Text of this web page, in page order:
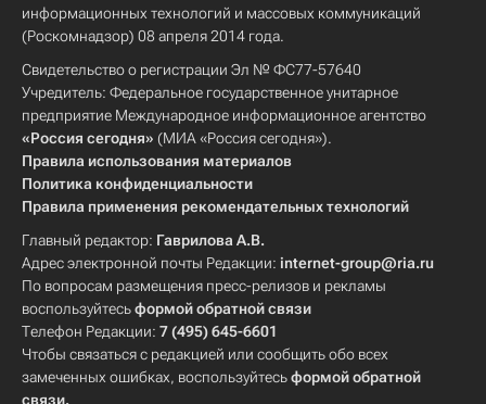
информационных технологий и массовых коммуникаций
(Роскомнадзор) 08 апреля 2014 года.
Свидетельство о регистрации Эл № ФС77-57640
Учредитель: Федеральное государственное унитарное
предприятие Международное информационное агентство
«Россия сегодня» (МИА «Россия сегодня»).
Правила использования материалов
Политика конфиденциальности
Правила применения рекомендательных технологий
Главный редактор: Гаврилова А.В.
Адрес электронной почты Редакции: internet-group@ria.ru
По вопросам размещения пресс-релизов и рекламы
воспользуйтесьформой обратной связи
Телефон Редакции: 7 (495) 645-6601
Чтобы связаться с редакцией или сообщить обо всех
замеченных ошибках, воспользуйтесьформой обратной
связи.